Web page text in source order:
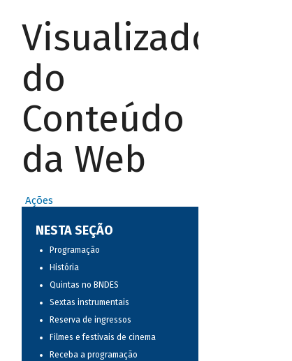
Visualizador
do
Conteúdo
da Web
Ações
NESTA SEÇÃO
Programação
História
Quintas no BNDES
Sextas instrumentais
Reserva de ingressos
Filmes e festivais de cinema
Receba a programação